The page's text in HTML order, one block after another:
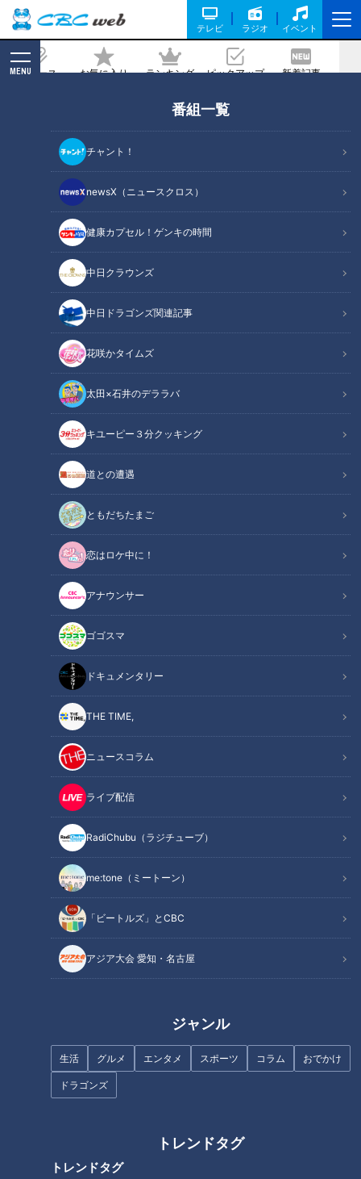
テレビ ラジオ イベント
ニュース お気に入り ランキング ピックアップ 新着記事
MENU
番組一覧
チャント！
newsX（ニュースクロス）
健康カプセル！ゲンキの時間
中日クラウンズ
中日ドラゴンズ関連記事
花咲かタイムズ
太田×石井のデララバ
キユーピー３分クッキング
道との遭遇
ともだちたまご
恋はロケ中に！
アナウンサー
ゴゴスマ
ドキュメンタリー
THE TIME,
ニュースコラム
ライブ配信
RadiChubu（ラジチューブ）
me:tone（ミートーン）
「ビートルズ」とCBC
アジア大会 愛知・名古屋
ジャンル
生活 グルメ エンタメ スポーツ コラム おでかけ
ドラゴンズ
トレンドタグ
トレンドタグ
品が集まる複合施設も！愛知・渥美半島
のオススメスポットとは
2026/03/13 06:03
CBCテレビ「花咲かタイムズ」
花咲かタイムズ
「花咲かタイムズ」記事
東海地方で土曜朝に放送中の『なるほどプレゼンター！花咲か
タイムズ』の人気コーナー『週末ジャーニー推し旅』は、週末
のおでかけに使える情報が満載！今回は、愛知・渥美半島のオ
ススメスポットを訪ねました。
温泉と出汁で育てたミニトマト！？「渥美半島とまとラン
渥美半島の特産品が集まる複合施設「あつみの市 レイ」
スゴ腕シェフの鉄板焼きが絶品！オーシャンビューホテル
「伊良湖ホテル＆リゾート」
オススメ関連コンテンツ
温泉と出汁で育てたミニトマト！？「渥美半島と
まとランド」
体験プログラムを通じて地域の魅力を再発見する観光体験博覧
会「たはら巡り～な」（予約はネット＆電話）では、電照菊の